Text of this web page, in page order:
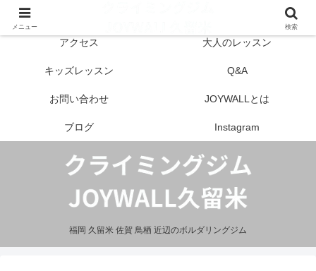
福岡 久留米 佐賀 鳥栖 近辺のボルダリングジム
アクセス 大人のレッスン
キッズレッスン Q&A
お問い合わせ JOYWALLとは
ブログ Instagram
メニュー 検索